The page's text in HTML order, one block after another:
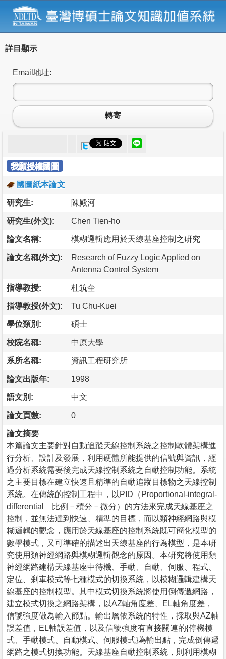
詳目顯示
Email地址:
轉寄
我願授權國圖
國圖紙本論文
研究生: 陳殿河
研究生(外文): Chen Tien-ho
論文名稱: 模糊邏輯應用於天線基座控制之研究
論文名稱(外文):
Research of Fuzzy Logic Applied on
Antenna Control System
指導教授: 杜筑奎
指導教授(外文): Tu Chu-Kuei
學位類別: 碩士
校院名稱: 中原大學
系所名稱: 資訊工程研究所
論文出版年: 1998
語文別: 中文
論文頁數: 0
論文摘要
本篇論文主要針對自動追蹤天線控制系統之控制軟體架構進
行分析、設計及發展，利用硬體所能提供的信號與資訊，經
過分析系統需要後完成天線控制系統之自動控制功能。系統
之主要目標在建立快速且精準的自動追蹤目標物之天線控制
系統。在傳統的控制工程中，以PID（Proportional-integral-
differential 比例－積分－微分）的方法來完成天線基座之
控制，並無法達到快速、精準的目標，而以類神經網路與模
糊邏輯的觀念，應用於天線基座的控制系統既可簡化模型的
數學模式，又可準確的描述出天線基座的行為模型，是本研
究使用類神經網路與模糊邏輯觀念的原因。本研究將使用類
神經網路建構天線基座中待機、手動、自動、伺服、程式、
定位、剎車模式等七種模式的切換系統，以模糊邏輯建構天
線基座的控制模型。其中模式切換系統將使用倒傳遞網路，
建立模式切換之網路架構，以AZ軸角度差、EL軸角度差，
信號強度做為輸入節點。輸出層依系統的特性，採取與AZ軸
誤差值，EL軸誤差值，以及信號強度有直接關連的{停機模
式、手動模式、自動模式、伺服模式}為輸出點，完成倒傳遞
網路之模式切換功能。天線基座自動控制系統，則利用模糊